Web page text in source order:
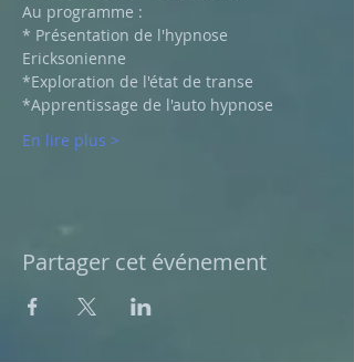
Au programme :
* Présentation de l'hypnose
Ericksonienne
*Exploration de l'état de transe
*Apprentissage de l'auto hypnose
En lire plus >
Partager cet événement